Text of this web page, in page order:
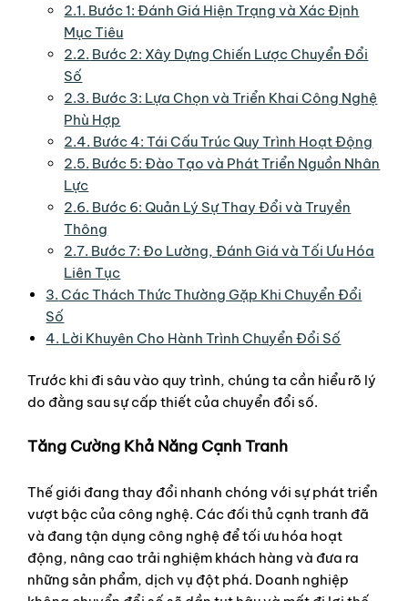
2.1. Bước 1: Đánh Giá Hiện Trạng và Xác Định
Mục Tiêu
2.2. Bước 2: Xây Dựng Chiến Lược Chuyển Đổi
Số
2.3. Bước 3: Lựa Chọn và Triển Khai Công Nghệ
Phù Hợp
2.4. Bước 4: Tái Cấu Trúc Quy Trình Hoạt Động
2.5. Bước 5: Đào Tạo và Phát Triển Nguồn Nhân
Lực
2.6. Bước 6: Quản Lý Sự Thay Đổi và Truyền
Thông
2.7. Bước 7: Đo Lường, Đánh Giá và Tối Ưu Hóa
Liên Tục
3. Các Thách Thức Thường Gặp Khi Chuyển Đổi
Số
4. Lời Khuyên Cho Hành Trình Chuyển Đổi Số
Trước khi đi sâu vào quy trình, chúng ta cần hiểu rõ lý
do đằng sau sự cấp thiết của chuyển đổi số.
Tăng Cường Khả Năng Cạnh Tranh
Thế giới đang thay đổi nhanh chóng với sự phát triển
vượt bậc của công nghệ. Các đối thủ cạnh tranh đã
và đang tận dụng công nghệ để tối ưu hóa hoạt
động, nâng cao trải nghiệm khách hàng và đưa ra
những sản phẩm, dịch vụ đột phá. Doanh nghiệp